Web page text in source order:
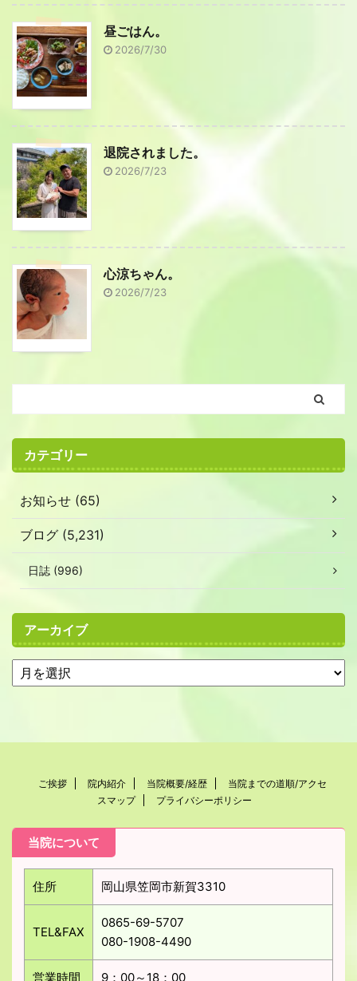
昼ごはん。
2026/7/30
退院されました。
2026/7/23
心涼ちゃん。
2026/7/23
カテゴリー
お知らせ (65)
ブログ (5,231)
日誌 (996)
アーカイブ
ご挨拶 院内紹介 当院概要/経歴
当院までの道順/アクセ
スマップ
プライバシーポリシー
当院について
住所 岡山県笠岡市新賀3310
TEL&FAX
0865-69-5707
080-1908-4490
営業時間 9：00～18：00